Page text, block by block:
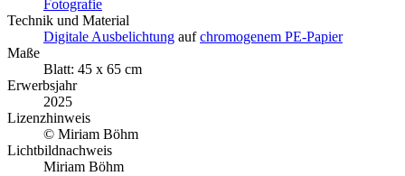
Fotografie
Technik und Material
Digitale Ausbelichtung aufchromogenem PE-Papier
Maße
Blatt: 45 x 65 cm
Erwerbsjahr
2025
Lizenzhinweis
© Miriam Böhm
Lichtbildnachweis
Miriam Böhm